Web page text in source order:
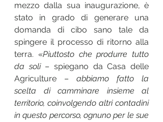
mezzo dalla sua inaugurazione, è
stato in grado di generare una
domanda di cibo sano tale da
spingere il processo di ritorno alla
terra. «Piuttosto che produrre tutto
da soli – spiegano da Casa delle
Agriculture – abbiamo fatto la
scelta di camminare insieme al
territorio, coinvolgendo altri contadini
in questo percorso, ognuno per le sue